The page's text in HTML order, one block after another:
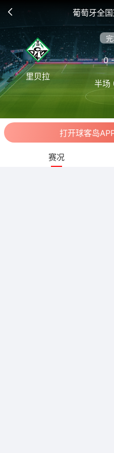
葡萄牙全
里贝拉
0
半场
打开球客岛
赛况